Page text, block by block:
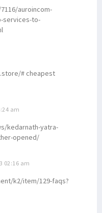
auroincom-
services-to-
# cheapest
am
kedarnath-yatra-
opened/
02:16 am
k2/item/129-faqs?